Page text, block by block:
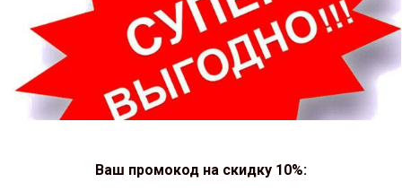
Ваш промокод на скидку 10%: